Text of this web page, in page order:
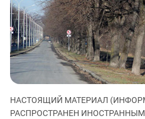
Дагестан
Ингушетия
Кабардино-Балкария
Калмыкия
Карачаево-Черкесия
Краснодарский край
НАСТОЯЩИЙ МАТЕРИАЛ
РАСПРОСТРАНЕН